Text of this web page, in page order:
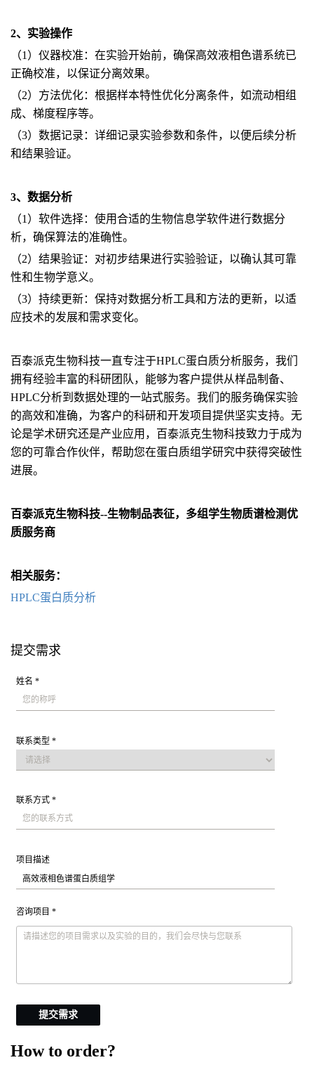
2、实验操作
（1）仪器校准：在实验开始前，确保高效液相色谱系统已
正确校准，以保证分离效果。
（2）方法优化：根据样本特性优化分离条件，如流动相组
成、梯度程序等。
（3）数据记录：详细记录实验参数和条件，以便后续分析
和结果验证。
3、数据分析
（1）软件选择：使用合适的生物信息学软件进行数据分
析，确保算法的准确性。
（2）结果验证：对初步结果进行实验验证，以确认其可靠
性和生物学意义。
（3）持续更新：保持对数据分析工具和方法的更新，以适
应技术的发展和需求变化。
百泰派克生物科技一直专注于HPLC蛋白质分析服务，我们
拥有经验丰富的科研团队，能够为客户提供从样品制备、
HPLC分析到数据处理的一站式服务。我们的服务确保实验
的高效和准确，为客户的科研和开发项目提供坚实支持。无
论是学术研究还是产业应用，百泰派克生物科技致力于成为
您的可靠合作伙伴，帮助您在蛋白质组学研究中获得突破性
进展。
百泰派克生物科技--生物制品表征，多组学生物质谱检测优
质服务商
相关服务：
HPLC蛋白质分析
提交需求
姓名 *
联系类型 *
联系方式 *
项目描述
咨询项目 *
提交需求
How to order?